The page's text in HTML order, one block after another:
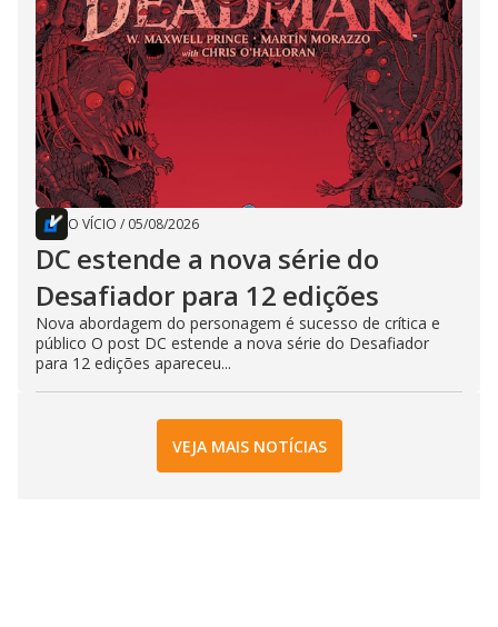
O VÍCIO / 05/08/2026
DC estende a nova série do
Desafiador para 12 edições
Nova abordagem do personagem é sucesso de crítica e
público O post DC estende a nova série do Desafiador
para 12 edições apareceu...
VEJA MAIS NOTÍCIAS